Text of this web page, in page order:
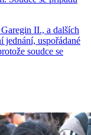
II., a dalších
jednání, uspořádané
soudce se